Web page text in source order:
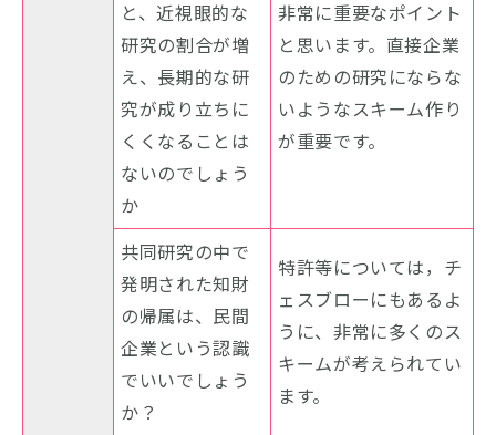
と、近視眼的な
研究の割合が増
え、長期的な研
究が成り立ちに
くくなることは
ないのでしょう
か
非常に重要なポイント
と思います。直接企業
のための研究にならな
いようなスキーム作り
が重要です。
共同研究の中で
発明された知財
の帰属は、民間
企業という認識
でいいでしょう
か？
特許等については，チ
ェスブローにもあるよ
うに、非常に多くのス
キームが考えられてい
ます。